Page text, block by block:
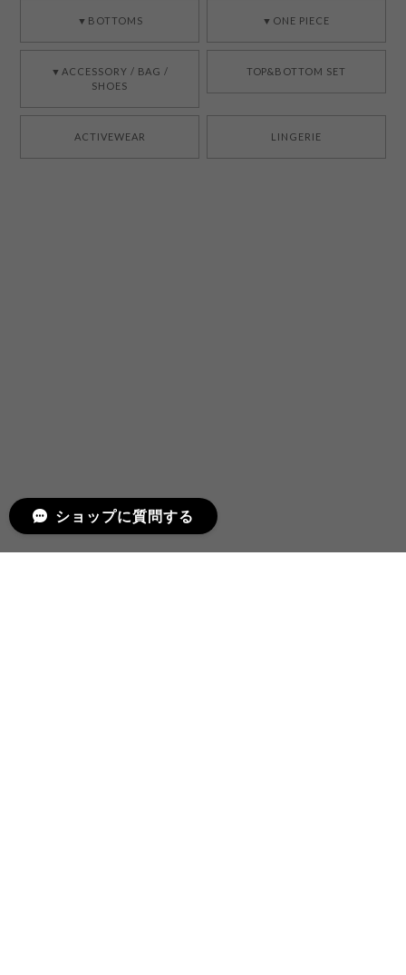
▼BOTTOMS ▼ONE PIECE
▼ACCESSORY / BAG /
SHOES
TOP&BOTTOM SET
ACTIVEWEAR LINGERIE
ショップに質問する